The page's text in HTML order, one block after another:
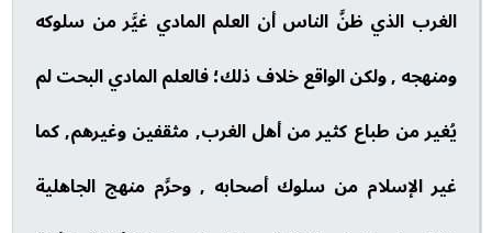
الغرب الذي ظنَّ الناس أن العلم المادي غيَّر من سلوكه
ومنهجه , ولكن الواقع خلاف ذلك؛ فالعلم المادي البحت لم
يُغير من طباع كثير من أهل الغرب, مثقفين وغيرهم, كما
غير الإسلام من سلوك أصحابه , وحرَّم منهج الجاهلية